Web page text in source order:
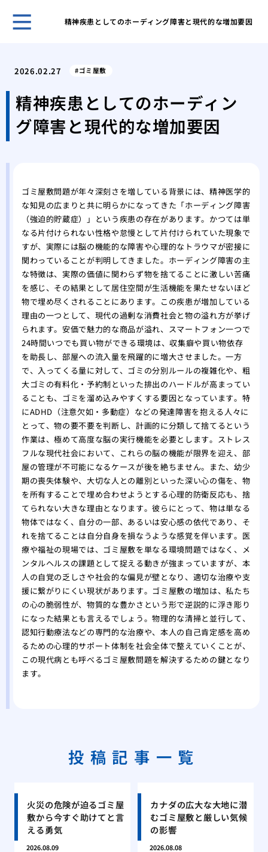
精神疾患としてのホーディング障害と現代的な増加要因
１
方
ゴ
が
ゴ
家
2026.02.27 ゴミ屋敷
精神疾患としてのホーディン
グ障害と現代的な増加要因
ゴミ屋敷問題が年々深刻さを増している背景には、精神医学的
な知見の広まりと共に明らかになってきた「ホーディング障害
（強迫的貯蔵症）」という疾患の存在があります。かつては単
なる片付けられない性格や怠慢として片付けられていた現象で
すが、実際には脳の機能的な障害や心理的なトラウマが密接に
関わっていることが判明してきました。ホーディング障害の主
な特徴は、実際の価値に関わらず物を捨てることに激しい苦痛
を感じ、その結果として居住空間が生活機能を果たせないほど
物で埋め尽くされることにあります。この疾患が増加している
理由の一つとして、現代の過剰な消費社会と物の溢れ方が挙げ
られます。安価で魅力的な商品が溢れ、スマートフォン一つで
24時間いつでも買い物ができる環境は、収集癖や買い物依存
を助長し、部屋への流入量を飛躍的に増大させました。一方
で、入ってくる量に対して、ゴミの分別ルールの複雑化や、粗
大ゴミの有料化・予約制といった排出のハードルが高まってい
ることも、ゴミを溜め込みやすくする要因となっています。特
にADHD（注意欠如・多動症）などの発達障害を抱える人々に
とって、物の要不要を判断し、計画的に分類して捨てるという
作業は、極めて高度な脳の実行機能を必要とします。ストレス
フルな現代社会において、これらの脳の機能が限界を迎え、部
屋の管理が不可能になるケースが後を絶ちません。また、幼少
期の喪失体験や、大切な人との離別といった深い心の傷を、物
を所有することで埋め合わせようとする心理的防衛反応も、捨
てられない大きな理由となります。彼らにとって、物は単なる
物体ではなく、自分の一部、あるいは安心感の依代であり、そ
れを捨てることは自分自身を損なうような感覚を伴います。医
療や福祉の現場では、ゴミ屋敷を単なる環境問題ではなく、メ
ンタルヘルスの課題として捉える動きが強まっていますが、本
人の自覚の乏しさや社会的な偏見が壁となり、適切な治療や支
援に繋がりにくい現状があります。ゴミ屋敷の増加は、私たち
の心の脆弱性が、物質的な豊かさという形で逆説的に浮き彫り
になった結果とも言えるでしょう。物理的な清掃と並行して、
認知行動療法などの専門的な治療や、本人の自己肯定感を高め
るための心理的サポート体制を社会全体で整えていくことが、
この現代病とも呼べるゴミ屋敷問題を解決するための鍵となり
ます。
投稿記事一覧
火災の危険が迫るゴミ屋
敷から今すぐ助けてと言
える勇気
2026.08.09
カナダの広大な大地に潜
むゴミ屋敷と厳しい気候
の影響
2026.08.08